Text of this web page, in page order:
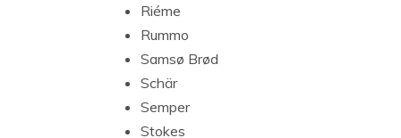
Riéme
Rummo
Samsø Brød
Schär
Semper
Stokes